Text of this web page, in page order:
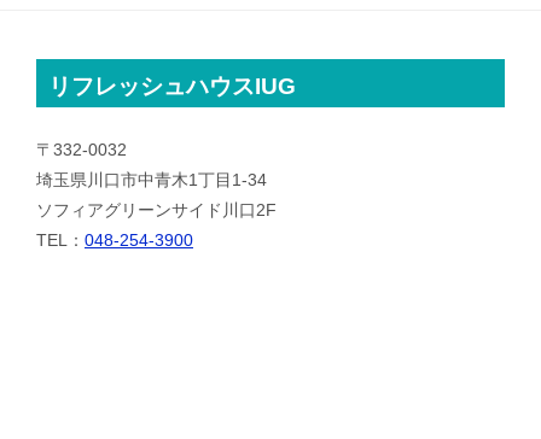
リフレッシュハウスIUG
〒332-0032
埼玉県川口市中青木1丁目1-34
ソフィアグリーンサイド川口2F
TEL： 048-254-3900